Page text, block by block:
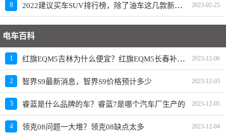
8 2022建议买车SUV排行榜，除了油车这几款新能源SUV也建议买 2023-02-25
电车百科
1 红旗EQM5吉林为什么便宜？红旗EQM5长春补贴政策 2023-12-06
2 智界S9最新消息，智界S9价格预计多少 2023-12-05
3 睿蓝是什么品牌的车？睿蓝7是哪个汽车厂生产的 2023-12-05
4 领克08问题一大堆？领克08缺点太多 2023-12-04